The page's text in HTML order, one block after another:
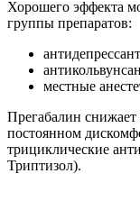
Хорошего эффекта
группы препаратов:
местные
Прегабалин
постоянном
трициклические
Триптизол).